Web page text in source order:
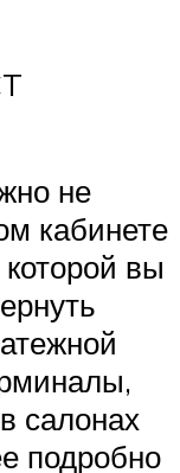
не
кабинете
вы
салонах
подробно